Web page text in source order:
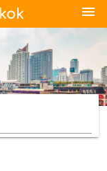
menu